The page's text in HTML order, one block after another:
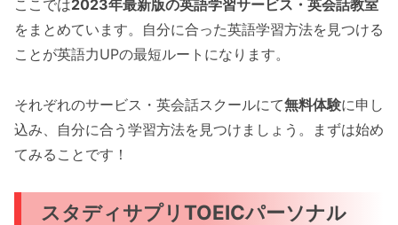
ここでは2023年最新版の英語学習サービス・英会話教室
をまとめています。自分に合った英語学習方法を見つける
ことが英語力UPの最短ルートになります。
それぞれのサービス・英会話スクールにて無料体験に申し
込み、自分に合う学習方法を見つけましょう。まずは始め
てみることです！
スタディサプリTOEICパーソナル